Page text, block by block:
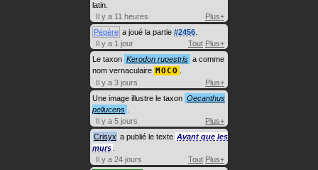
latin.
Il y a 11 heures
Plus+
Pépère a joué la partie #2456
Il y a 1 jour
Tout Plus+
Le taxon Kerodon rupestris a comme
nom vernaculaire MOCO
Il y a 3 jours
Plus+
Une image illustre le taxon Oecanthus
pellucens
Il y a 5 jours
Plus+
Crisyx a publié le texte Avant que les
murs
Il y a 24 jours
Tout Plus+